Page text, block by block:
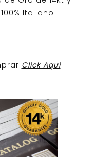
100% Italiano
Click Aqui